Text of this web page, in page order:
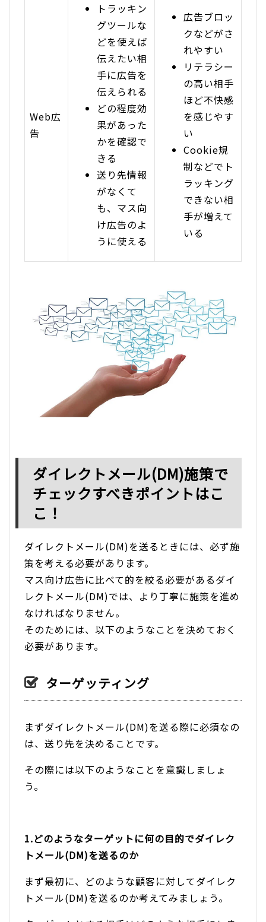
Web広
告
トラッキン
グツールな
どを使えば
伝えたい相
手に広告を
伝えられる
どの程度効
果があった
かを確認で
きる
送り先情報
がなくて
も、マス向
け広告のよ
うに使える
広告ブロッ
クなどがさ
れやすい
リテラシー
の高い相手
ほど不快感
を感じやす
い
Cookie規
制などでト
ラッキング
できない相
手が増えて
いる
ダイレクトメール(DM)施策で
チェックすべきポイントはこ
こ！
ダイレクトメール(DM)を送るときには、必ず施
策を考える必要があります。
マス向け広告に比べて的を絞る必要があるダイ
レクトメール(DM)では、より丁寧に施策を進め
なければなりません。
そのためには、以下のようなことを決めておく
必要があります。
ターゲッティング
まずダイレクトメール(DM)を送る際に必須なの
は、送り先を決めることです。
その際には以下のようなことを意識しましょ
う。
1.どのようなターゲットに何の目的でダイレク
トメール(DM)を送るのか
まず最初に、どのような顧客に対してダイレク
トメール(DM)を送るのか考えてみましょう。